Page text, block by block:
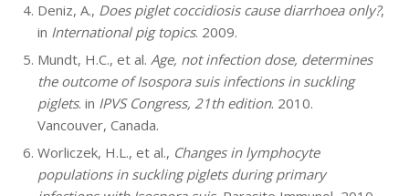
Deniz, A., Does piglet coccidiosis cause diarrhoea only?,
in International pig topics. 2009.
Mundt, H.C., et al.Age, not infection dose, determines
the outcome of Isospora suis infections in suckling
piglets. in IPVS Congress, 21th edition. 2010.
Vancouver, Canada.
Worliczek, H.L., et al., Changes in lymphocyte
populations in suckling piglets during primary